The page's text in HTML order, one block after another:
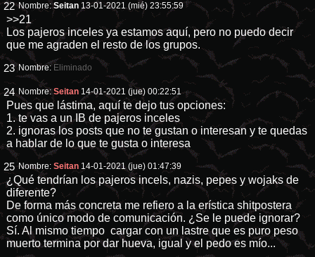
22 Nombre:Seitan 13-01-2021 (mié) 23:55:59
>>21
Los pajeros inceles ya estamos aquí, pero no puedo decir
que me agraden el resto de los grupos.
23 Nombre: Eliminado
24 Nombre:Seitan 14-01-2021 (jue) 00:22:51
Pues que lástima, aquí te dejo tus opciones:
1. te vas a un IB de pajeros inceles
2. ignoras los posts que no te gustan o interesan y te quedas
a hablar de lo que te gusta o interesa
25 Nombre:Seitan 14-01-2021 (jue) 01:47:39
¿Qué tendrían los pajeros incels, nazis, pepes y wojaks de
diferente?
De forma más concreta me refiero a la erística shitpostera
como único modo de comunicación. ¿Se le puede ignorar?
Sí. Al mismo tiempo cargar con un lastre que es puro peso
muerto termina por dar hueva, igual y el pedo es mío...